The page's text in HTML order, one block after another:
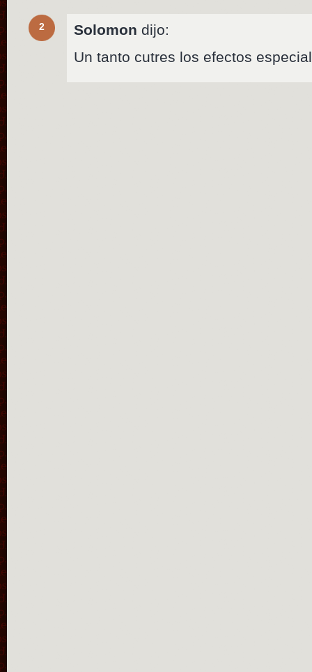
2 Solomon dijo:
Un tanto cutres los efectos